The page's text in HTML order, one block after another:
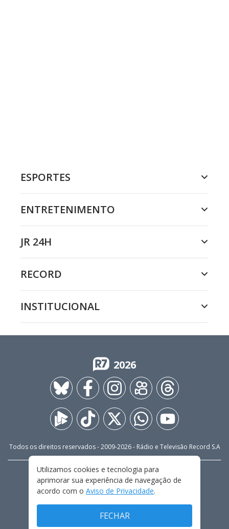
ESPORTES
ENTRETENIMENTO
JR 24H
RECORD
INSTITUCIONAL
2026
Todos os direitos reservados - 2009-2026- Rádio e Televisão Record S.A
FALE CONOSCO
PRIVACIDADE
TERMOS E CONDIÇÕES DE USO
Utilizamos cookies e tecnologia para
aprimorar sua experiência de navegação de
acordo com o Aviso de Privacidade.
FECHAR